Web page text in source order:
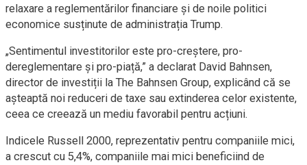
relaxare a reglementărilor financiare și de noile politici
economice susținute de administrația Trump.
„Sentimentul investitorilor este pro-creștere, pro-
dereglementare și pro-piață,” a declarat David Bahnsen,
director de investiții la The Bahnsen Group, explicând că se
așteaptă noi reduceri de taxe sau extinderea celor existente,
ceea ce creează un mediu favorabil pentru acțiuni.
Indicele Russell 2000, reprezentativ pentru companiile mici,
a crescut cu 5,4%, companiile mai mici beneficiind de